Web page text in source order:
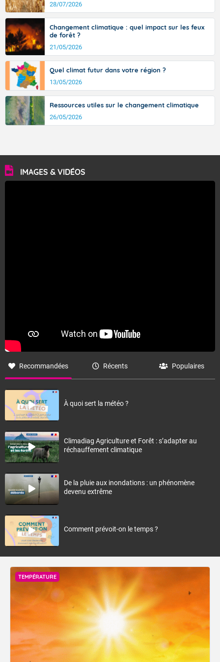
28/07/2026
Changement climatique : quel impact sur les feux
de forêt ?
21/05/2026
Quel climat futur dans votre région ?
13/05/2026
Ressources utiles sur le changement climatique
26/05/2026
IMAGES & VIDÉOS
Recommandées Récents Populaires
À quoi sert la météo ?
Climadiag Agriculture et Forêt : s’adapter au
réchauffement climatique
De la pluie aux inondations : un phénomène
devenu extrême
Comment prévoit-on le temps ?
TEMPÉRATURE